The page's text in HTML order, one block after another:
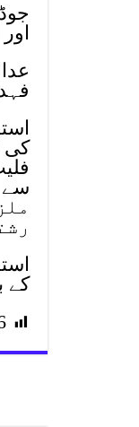
اور اس
کے بینک